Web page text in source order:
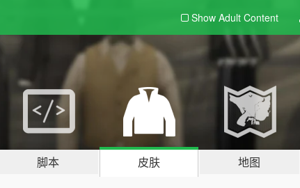
Show Adult Content
脚本 皮肤 地图